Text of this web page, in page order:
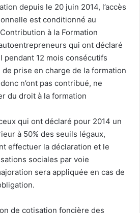
depuis le 20 juin 2014, l’accès
est conditionné au
à la Formation
qui ont déclaré
pendant 12 mois consécutifs
prise en charge de la formation
n’ont pas contribué, ne
du droit à la formation
qui ont déclaré pour 2014 un
à 50% des seuils légaux,
effectuer la déclaration et le
sociales par voie
sera appliquée en cas de
de cotisation foncière des